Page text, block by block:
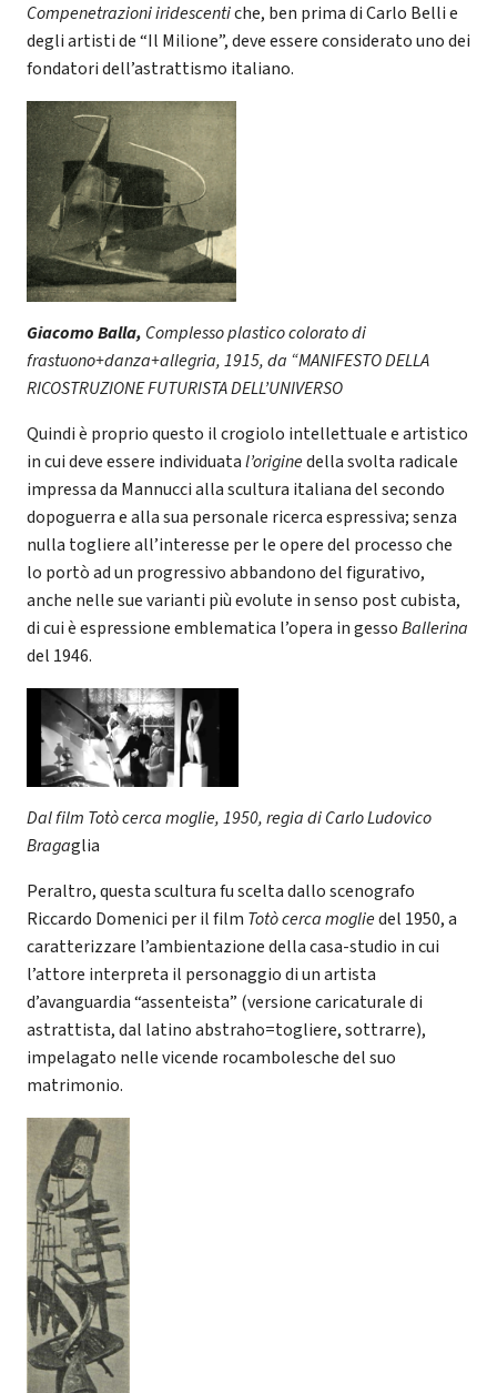
Compenetrazioni iridescentiche, ben prima di Carlo Belli e
degli artisti de “Il Milione”, deve essere considerato uno dei
fondatori dell’astrattismo italiano.
Giacomo Balla, Complesso plastico colorato di
frastuono+danza+allegria, 1915, da “MANIFESTO DELLA
RICOSTRUZIONE FUTURISTA DELL’UNIVERSO
Quindi è proprio questo il crogiolo intellettuale e artistico
in cui deve essere individuatal’originedella svolta radicale
impressa da Mannucci alla scultura italiana del secondo
dopoguerra e alla sua personale ricerca espressiva; senza
nulla togliere all’interesse per le opere del processo che
lo portò ad un progressivo abbandono del figurativo,
anche nelle sue varianti più evolute in senso post cubista,
di cui è espressione emblematica l’opera in gessoBallerina
del 1946.
Dal film Totò cerca moglie, 1950, regia di Carlo Ludovico
Bragaglia
Peraltro, questa scultura fu scelta dallo scenografo
Riccardo Domenici per il film Totò cerca mogliedel 1950, a
caratterizzare l’ambientazione della casa-studio in cui
l’attore interpreta il personaggio di un artista
d’avanguardia “assenteista” (versione caricaturale di
astrattista, dal latino abstraho=togliere, sottrarre),
impelagato nelle vicende rocambolesche del suo
matrimonio.